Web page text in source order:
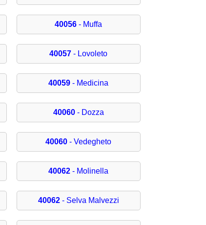
40056 - Muffa
40057 - Lovoleto
40059 - Medicina
40060- Dozza
40060 - Vedegheto
40062 - Molinella
40062- Selva Malvezzi